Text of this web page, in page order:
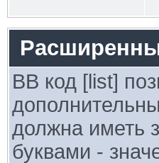
BB код [list]
должна иметь
буквами -